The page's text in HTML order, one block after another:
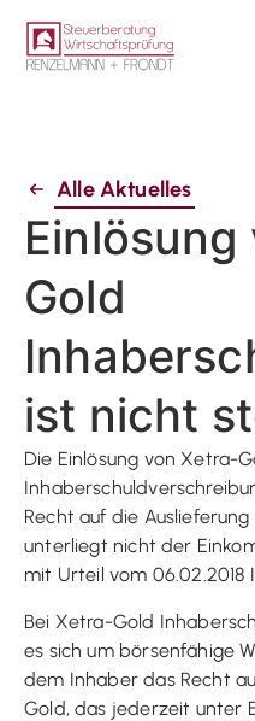
Alle Aktuelles
Gold
ist nicht
Die Einlösung von Xetra-
Recht auf die
unterliegt nicht der
mit Urteil vom 06.02.2018
Bei Xetra-Gold
es sich um börsenfähige
dem Inhaber das Recht
Gold, das jederzeit unter